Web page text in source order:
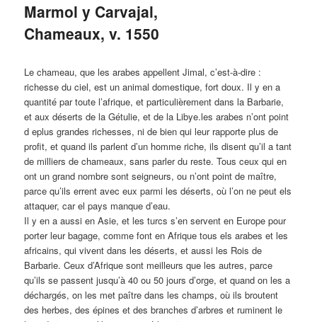
Marmol y Carvajal,
Chameaux, v. 1550
Le chameau, que les arabes appellent Jimal, c’est-à-dire :
richesse du ciel, est un animal domestique, fort doux. Il y en a
quantité par toute l’afrique, et particulièrement dans la Barbarie,
et aux déserts de la Gétulie, et de la Libye.les arabes n’ont point
d eplus grandes richesses, ni de bien qui leur rapporte plus de
profit, et quand ils parlent d’un homme riche, ils disent qu’il a tant
de milliers de chameaux, sans parler du reste. Tous ceux qui en
ont un grand nombre sont seigneurs, ou n’ont point de maître,
parce qu’ils errent avec eux parmi les déserts, où l’on ne peut els
attaquer, car el pays manque d’eau.
Il y en a aussi en Asie, et les turcs s’en servent en Europe pour
porter leur bagage, comme font en Afrique tous els arabes et les
africains, qui vivent dans les déserts, et aussi les Rois de
Barbarie. Ceux d’Afrique sont meilleurs que les autres, parce
qu’ils se passent jusqu’à 40 ou 50 jours d’orge, et quand on les a
déchargés, on les met paître dans les champs, où ils broutent
des herbes, des épines et des branches d’arbres et ruminent le